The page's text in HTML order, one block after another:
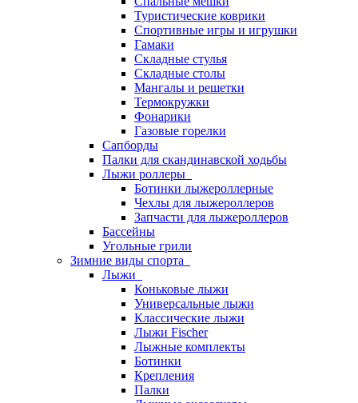
Туристические коврики
Спортивные игры и игрушки
Гамаки
Складные стулья
Складные столы
Мангалы и решетки
Термокружки
Фонарики
Газовые горелки
Сапборды
Палки для скандинавской ходьбы
Лыжи роллеры
Ботинки лыжероллерные
Чехлы для лыжероллеров
Запчасти для лыжероллеров
Бассейны
Угольные грили
Зимние виды спорта
Лыжи
Коньковые лыжи
Универсальные лыжи
Классические лыжи
Лыжи Fischer
Лыжные комплекты
Ботинки
Крепления
Палки